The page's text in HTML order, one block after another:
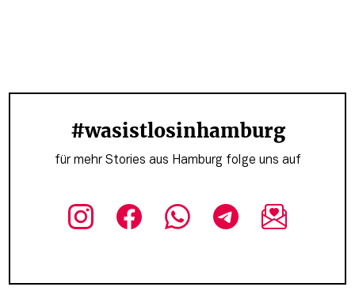
#wasistlosinhamburg
für mehr Stories aus Hamburg folge uns auf